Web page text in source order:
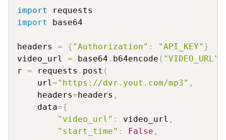
import
import base64
headers = { "Authorization" : "API_KEY" }
video_url = base64 . b64encode ( "VIDEO_URL"
r = requests . post (
    url
="https://dvr.yout.com/mp3" ,
    headers
=headers ,
    data
={
"video_url" : video_url ,
"start_time" : False ,